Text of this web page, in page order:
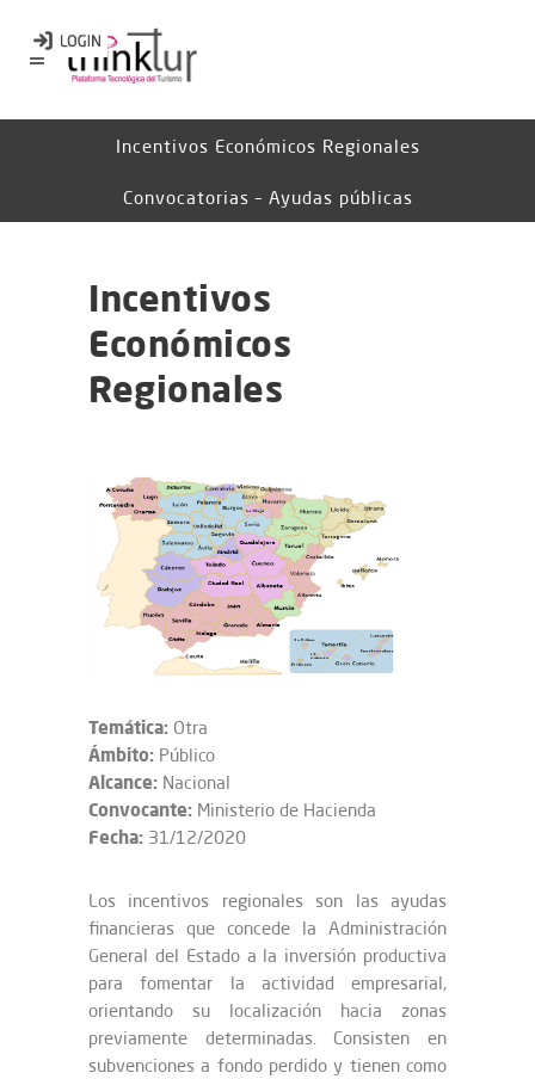
Incentivos Económicos Regionales
Convocatorias – Ayudas públicas
Incentivos
Económicos
Regionales
Temática: Otra
Ámbito: Público
Alcance: Nacional
Convocante: Ministerio de Hacienda
Fecha: 31/12/2020
Los incentivos regionales son las ayudas
financieras que concede la Administración
General del Estado a la inversión productiva
para fomentar la actividad empresarial,
orientando su localización hacia zonas
previamente determinadas. Consisten en
subvenciones a fondo perdido y tienen como